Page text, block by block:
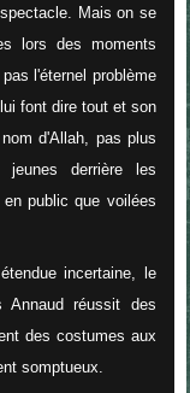
Mais on se
lors des moments
l'éternel problème
font dire tout et son
d'Allah, pas plus
derrière les
public que voilées
incertaine, le
Annaud réussit des
des costumes aux
somptueux.